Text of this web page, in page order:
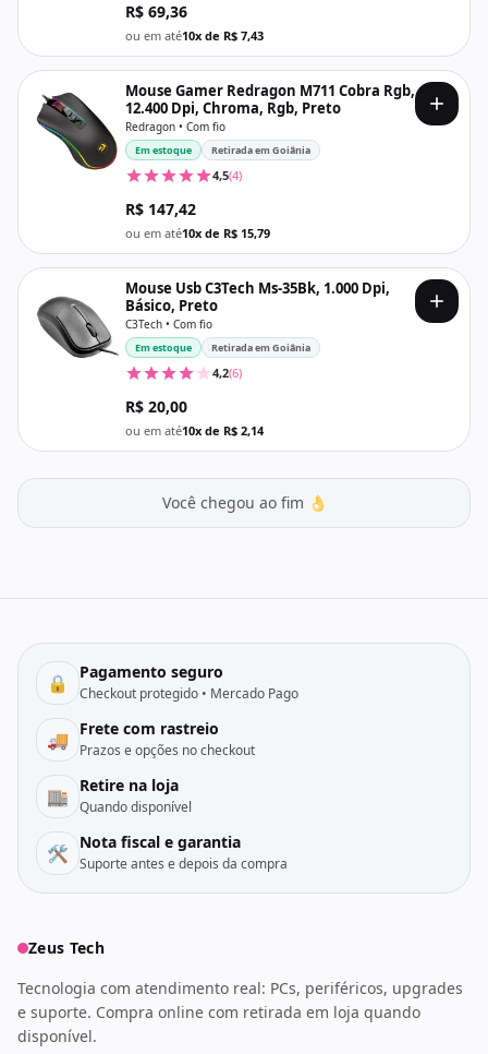
R$ 69,36
ou em até10x de R$ 7,43
Mouse Gamer Redragon M711 Cobra Rgb,
12.400 Dpi, Chroma, Rgb, Preto
Redragon • Com fio
Em estoque Retirada em Goiânia
4,5(4)
R$ 147,42
ou em até10x de R$ 15,79
Mouse Usb C3Tech Ms-35Bk, 1.000 Dpi,
Básico, Preto
C3Tech • Com fio
Em estoque Retirada em Goiânia
4,2(6)
R$ 20,00
ou em até10x de R$ 2,14
Você chegou ao fim 👌
🔒 Pagamento seguro
Checkout protegido • Mercado Pago
🚚 Frete com rastreio
Prazos e opções no checkout
🏬 Retire na loja
Quando disponível
🛠️ Nota fiscal e garantia
Suporte antes e depois da compra
Zeus Tech
Tecnologia com atendimento real: PCs, periféricos, upgrades
e suporte. Compra online com retirada em loja quando
disponível.